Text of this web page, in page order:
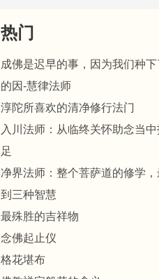
热门
成佛是迟早的事，因为我们种
的因-慧律法师
淳陀所喜欢的清净修行法门
入川法师：从临终关怀助念当
足
净界法师：整个菩萨道的修学
到三种智慧
最殊胜的吉祥物
念佛起止仪
格花堪布